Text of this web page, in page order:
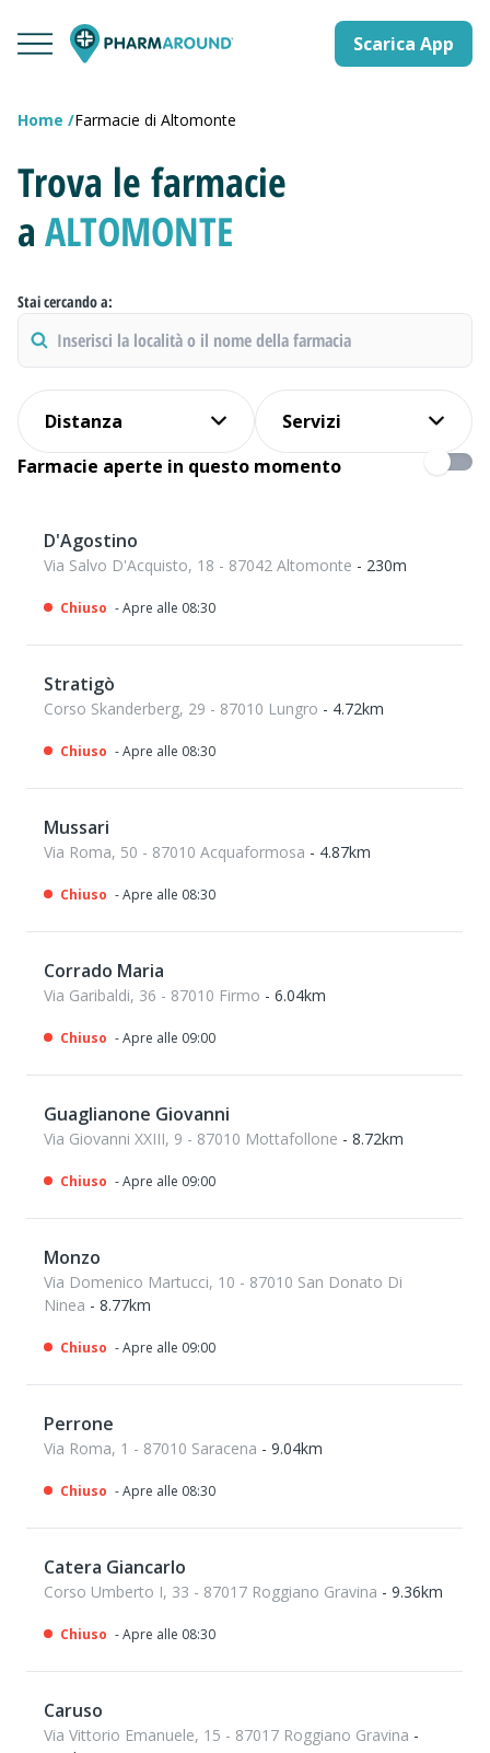
Scarica App
Home Farmacie di Altomonte
Trova le farmacie
a ALTOMONTE
Stai cercando a:
Distanza
Servizi
Farmacie aperte in questo momento
D'Agostino
Via Salvo D'Acquisto, 18 - 87042 Altomonte - 230m
Chiuso - Apre alle 08:30
Stratigò
Corso Skanderberg, 29 - 87010 Lungro - 4.72km
Chiuso - Apre alle 08:30
Mussari
Via Roma, 50 - 87010 Acquaformosa - 4.87km
Chiuso - Apre alle 08:30
Corrado Maria
Via Garibaldi, 36 - 87010 Firmo - 6.04km
Chiuso - Apre alle 09:00
Guaglianone Giovanni
Via Giovanni XXIII, 9 - 87010 Mottafollone - 8.72km
Chiuso - Apre alle 09:00
Monzo
Via Domenico Martucci, 10 - 87010 San Donato Di
Ninea - 8.77km
Chiuso - Apre alle 09:00
Perrone
Via Roma, 1 - 87010 Saracena - 9.04km
Chiuso - Apre alle 08:30
Catera Giancarlo
Corso Umberto I, 33 - 87017 Roggiano Gravina - 9.36km
Chiuso - Apre alle 08:30
Caruso
Via Vittorio Emanuele, 15 - 87017 Roggiano Gravina -